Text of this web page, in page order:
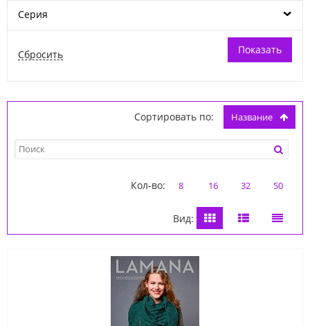
Серия
Сортировать по: название
Кол-во: 8 16 32 50
Вид: